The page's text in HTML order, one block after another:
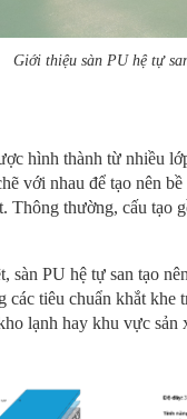
Giới thiệu sàn PU hệ tự
hình thành từ nhiều
với nhau để tạo nên
Thông thường, cấu tạo
sàn PU hệ tự san tạo
các tiêu chuẩn khắt khe
lạnh hay khu vực sản